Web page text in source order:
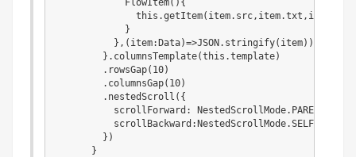
            FlowItem(){
            }
          },(item:Data)=>JSON.stringify(item))
        }.columnsTemplate(this.template)
        .rowsGap(10)
        .columnsGap(10)
        .nestedScroll({
scrollForward:
          scrollBackward:NestedScrollMode.SELF_FIRST
        })
      }